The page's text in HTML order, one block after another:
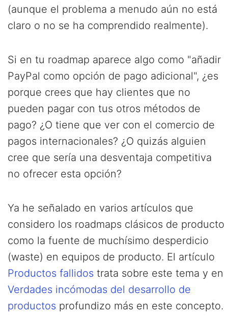
(aunque el problema a menudo aún no está
claro o no se ha comprendido realmente).
Si en tu roadmap aparece algo como "añadir
PayPal como opción de pago adicional", ¿es
porque crees que hay clientes que no
pueden pagar con tus otros métodos de
pago? ¿O tiene que ver con el comercio de
pagos internacionales? ¿O quizás alguien
cree que sería una desventaja competitiva
no ofrecer esta opción?
Ya he señalado en varios artículos que
considero los roadmaps clásicos de producto
como la fuente de muchísimo desperdicio
(waste) en equipos de producto. El artículo
Productos fallidos trata sobre este tema y en
Verdades incómodas del desarrollo de
productos profundizo más en este concepto.